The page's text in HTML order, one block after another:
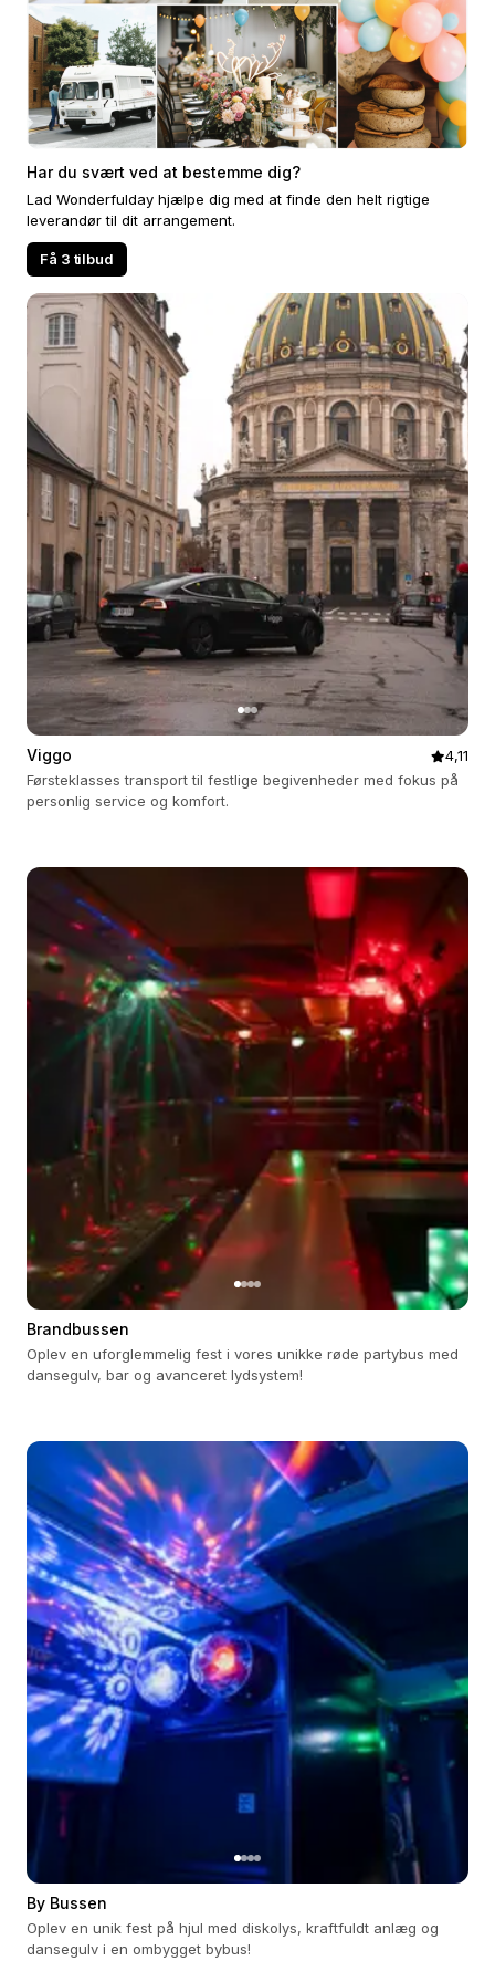
Har du svært ved at bestemme dig?
Lad Wonderfulday hjælpe dig med at finde den helt rigtige
leverandør til dit arrangement.
Få 3 tilbud
Viggo
4,11
Førsteklasses transport til festlige begivenheder med fokus på
personlig service og komfort.
Brandbussen
Oplev en uforglemmelig fest i vores unikke røde partybus med
dansegulv, bar og avanceret lydsystem!
By Bussen
Oplev en unik fest på hjul med diskolys, kraftfuldt anlæg og
dansegulv i en ombygget bybus!